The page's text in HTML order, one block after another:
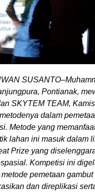
Pontianak,
SKYTEM TEAM,
dalam
Metode yang
lahan ini masuk dalam
Prize yang
Kompetisi ini
pemetaan gambut
dan direplikasi